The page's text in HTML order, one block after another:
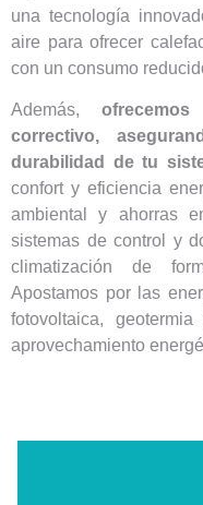
una tecnología
aire para ofrecer
con un consumo
Además,
correctivo,
durabilidad de tu
confort y eficiencia
ambiental y ahorras
sistemas de control y
climatización de
Apostamos por las
fotovoltaica,
aprovechamiento